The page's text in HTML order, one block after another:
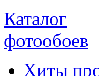
Каталог
фотообоев
Хиты